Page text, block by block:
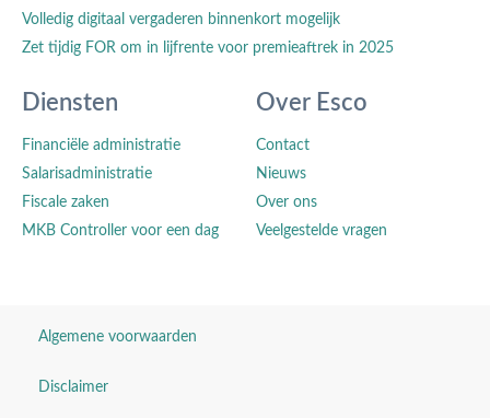
Volledig digitaal vergaderen binnenkort mogelijk
Zet tijdig FOR om in lijfrente voor premieaftrek in 2025
Diensten
Financiële administratie
Salarisadministratie
Fiscale zaken
MKB Controller voor een dag
Over Esco
Contact
Nieuws
Over ons
Veelgestelde vragen
Algemene voorwaarden
Disclaimer